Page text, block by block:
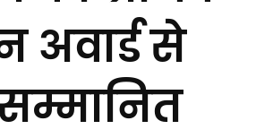
अवार्ड से